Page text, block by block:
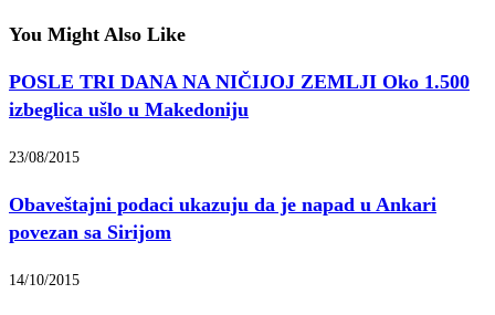
You Might Also Like
POSLE TRI DANA NA NIČIJOJ ZEMLJI Oko 1.500
izbeglica ušlo u Makedoniju
23/08/2015
Obaveštajni podaci ukazuju da je napad u Ankari
povezan sa Sirijom
14/10/2015